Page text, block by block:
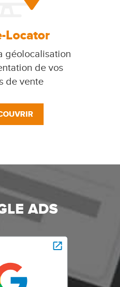
Locator
géolocalisation
de vos
de vente
ADS